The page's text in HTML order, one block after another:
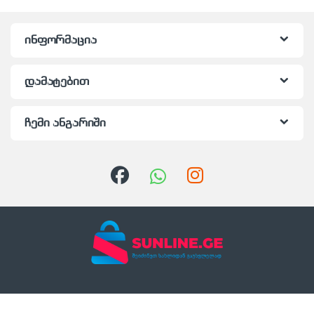
ინფორმაცია
დამატებით
ჩემი ანგარიში